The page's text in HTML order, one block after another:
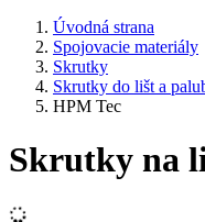
Úvodná strana
Spojovacie materiály
Skrutky
Skrutky do lišt a
HPM Tec
Skrutky na